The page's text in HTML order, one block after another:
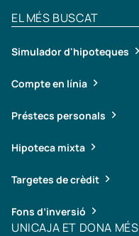
EL MÉS BUSCAT
Simulador d'hipoteques
Compte en línia
Préstecs personals
Hipoteca mixta
Targetes de crèdit
Fons d’inversió
UNICAJA ET DONA MÉS